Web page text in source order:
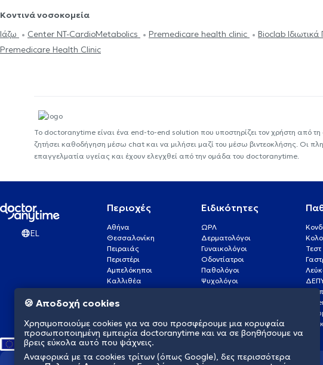
Κοντινά νοσοκομεία
Ιάζω
Center NT-CardioMetabolics Premedicare health clinic
Bioclab Ιδιωτικά
Premedicare Health Clinic
Το doctoranytime είναι ένα end-to-end solution που υποστηρίζει τον χρήστη από τη
ζητήσει καθοδήγηση μέσω chat και να μιλήσει μαζί του μέσω βιντεοκλήσης. Οι
επαγγελματία υγείας και έχουν ελεγχθεί από την ομάδα του doctoranytime.
EL
Περιοχές
Αθήνα
Θεσσαλονίκη
Πειραιάς
Περιστέρι
Αμπελόκηποι
Καλλιθέα
Γλυφάδα
Νέα Σμύρνη
Ειδικότητες
ΩΡΛ
Δερματολόγοι
Γυναικολόγοι
Οδοντίατροι
Παθολόγοι
Ψυχολόγοι
Καρδιολόγοι
🍪 Αποδοχή cookies
Χρησιμοποιούμε cookies για να σου προσφέρουμε μια κορυφαία
προσωποποιημένη εμπειρία doctoranytime και να σε βοηθήσουμε να
βρεις εύκολα αυτό που ψάχνεις.
Αναφορικά με τα cookies τρίτων (όπως Google), δες περισσότερα